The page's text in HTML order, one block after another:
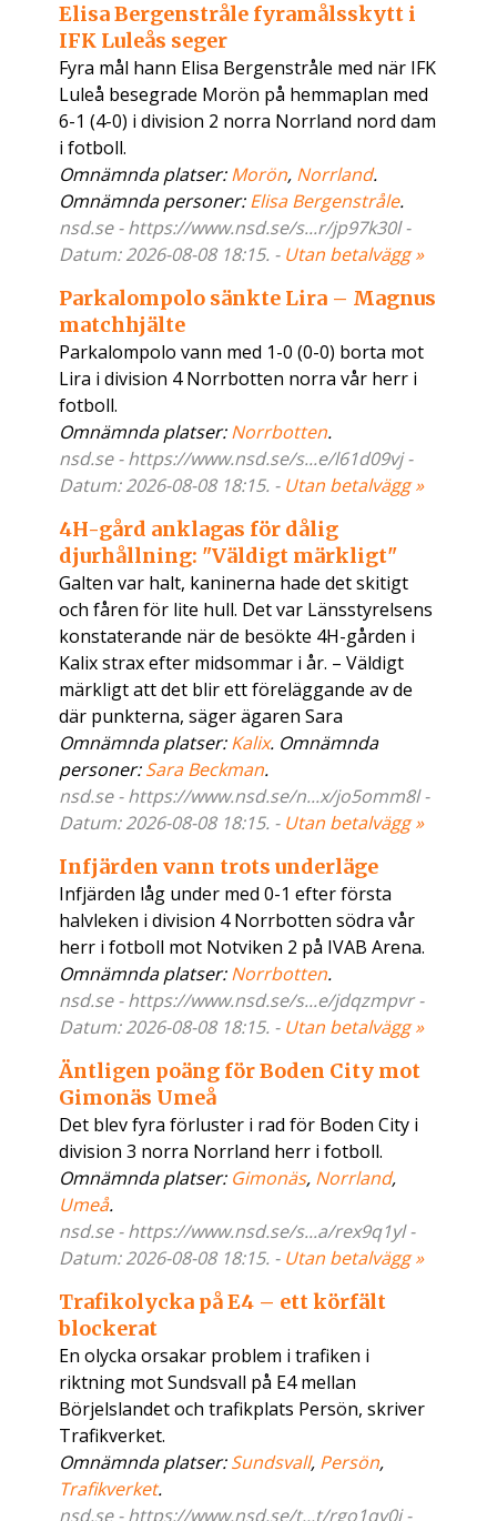
Elisa Bergenstråle fyramålsskytt i
IFK Luleås seger
Fyra mål hann Elisa Bergenstråle med när IFK
Luleå besegrade Morön på hemmaplan med
6-1 (4-0) i division 2 norra Norrland nord dam
i fotboll.
Omnämnda platser:Morön, Norrland.
Omnämnda personer:Elisa Bergenstråle.
nsd.se - https://www.nsd.se/s...r/jp97k30l -
Datum: 2026-08-08 18:15. - Utan betalvägg »
Parkalompolo sänkte Lira – Magnus
matchhjälte
Parkalompolo vann med 1-0 (0-0) borta mot
Lira i division 4 Norrbotten norra vår herr i
fotboll.
Omnämnda platser:Norrbotten.
nsd.se - https://www.nsd.se/s...e/l61d09vj -
Datum: 2026-08-08 18:15. - Utan betalvägg »
4H-gård anklagas för dålig
djurhållning: "Väldigt märkligt"
Galten var halt, kaninerna hade det skitigt
och fåren för lite hull. Det var Länsstyrelsens
konstaterande när de besökte 4H-gården i
Kalix strax efter midsommar i år. – Väldigt
märkligt att det blir ett föreläggande av de
där punkterna, säger ägaren Sara
Omnämnda platser:Kalix. Omnämnda
personer:Sara Beckman.
nsd.se - https://www.nsd.se/n...x/jo5omm8l -
Datum: 2026-08-08 18:15. - Utan betalvägg »
Infjärden vann trots underläge
Infjärden låg under med 0-1 efter första
halvleken i division 4 Norrbotten södra vår
herr i fotboll mot Notviken 2 på IVAB Arena.
Omnämnda platser:Norrbotten.
nsd.se - https://www.nsd.se/s...e/jdqzmpvr -
Datum: 2026-08-08 18:15. - Utan betalvägg »
Äntligen poäng för Boden City mot
Gimonäs Umeå
Det blev fyra förluster i rad för Boden City i
division 3 norra Norrland herr i fotboll.
Omnämnda platser: Gimonäs, Norrland,
Umeå.
nsd.se - https://www.nsd.se/s...a/rex9q1yl -
Datum: 2026-08-08 18:15. - Utan betalvägg »
Trafikolycka på E4 – ett körfält
blockerat
En olycka orsakar problem i trafiken i
riktning mot Sundsvall på E4 mellan
Börjelslandet och trafikplats Persön, skriver
Trafikverket.
Omnämnda platser:Sundsvall, Persön,
Trafikverket.
nsd.se - https://www.nsd.se/t...t/rgo1qy0j -